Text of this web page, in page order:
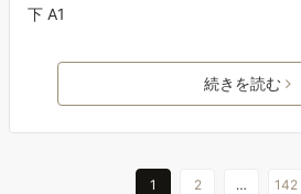
下 A1
続きを読む
1 2 … 142